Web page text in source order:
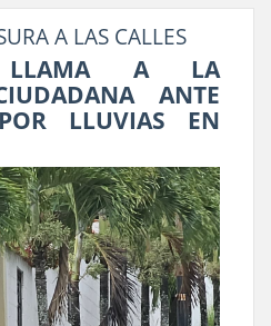
A LAS CALLES
LLAMA A LA
ANTE
LLUVIAS EN